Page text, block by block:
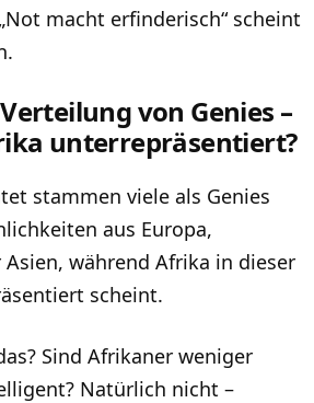
macht erfinderisch“ scheint
von Genies –
unterrepräsentiert?
stammen viele als Genies
aus Europa,
während Afrika in dieser
scheint.
Sind Afrikaner weniger
Natürlich nicht –